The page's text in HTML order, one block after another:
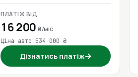
ПЛАТІЖ ВІД
16 200₴/міс
Ціна авто 534 000 ₴
Дізнатись платіж→